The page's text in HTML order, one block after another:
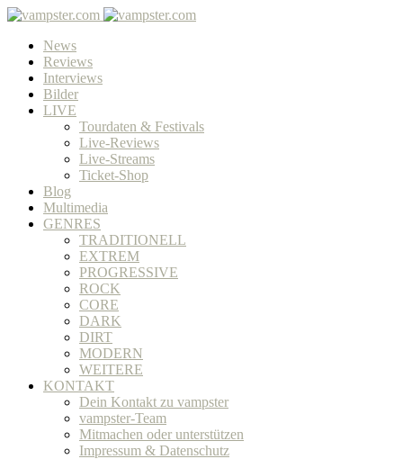
News
Reviews
Interviews
Bilder
LIVE
Tourdaten & Festivals
Live-Reviews
Live-Streams
Ticket-Shop
Blog
Multimedia
GENRES
TRADITIONELL
EXTREM
PROGRESSIVE
ROCK
CORE
DARK
DIRT
MODERN
WEITERE
KONTAKT
Dein Kontakt zu vampster
vampster-Team
Mitmachen oder unterstützen
Impressum & Datenschutz